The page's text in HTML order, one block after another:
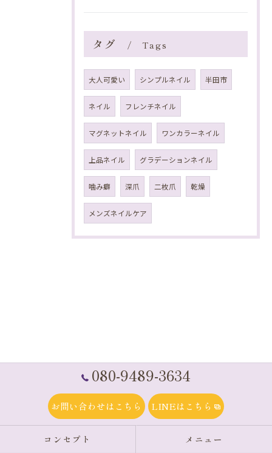
タグ Tags
大人可愛い シンプルネイル 半田市
ネイル フレンチネイル
マグネットネイル ワンカラーネイル
上品ネイル グラデーションネイル
噛み癖 深爪 二枚爪 乾燥
メンズネイルケア
080-9489-3634
お問い合わせはこちら LINEはこちら
コンセプト メニュー